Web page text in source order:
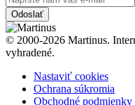
Odoslať
© 2000-2026 Martinus.
vyhradené.
Nastaviť cookies
Ochrana súkromia
Obchodné podmienky